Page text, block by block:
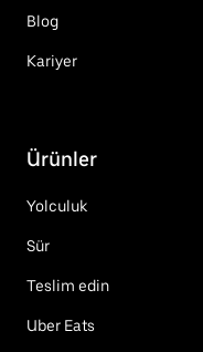
Blog
Kariyer
Ürünler
Yolculuk
Sür
Teslim edin
Uber Eats